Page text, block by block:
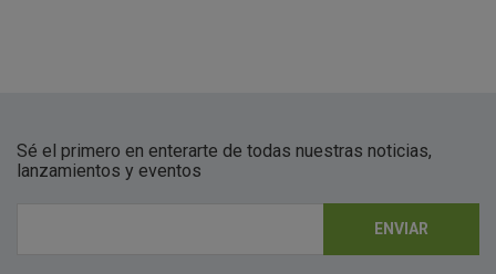
Sé el primero en enterarte de todas nuestras noticias,
lanzamientos y eventos
ENVIAR